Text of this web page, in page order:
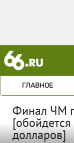
ГЛАВНОЕ
Финал ЧМ
долларов]